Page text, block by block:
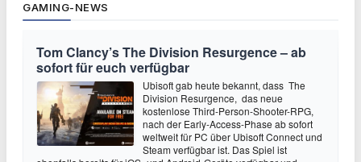
GAMING-NEWS
Tom Clancy’s The Division Resurgence – ab
sofort für euch verfügbar
Ubisoft gab heute bekannt, dass The
Division Resurgence, das neue
kostenlose Third-Person-Shooter-RPG,
nach der Early-Access-Phase ab sofort
weltweit für PC über Ubisoft Connect und
Steam verfügbar ist. Das Spiel ist